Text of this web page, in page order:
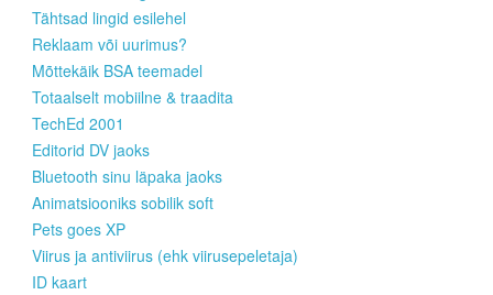
Tähtsad lingid esilehel
Reklaam või uurimus?
Mõttekäik BSA teemadel
Totaalselt mobiilne & traadita
TechEd 2001
Editorid DV jaoks
Bluetooth sinu läpaka jaoks
Animatsiooniks sobilik soft
Pets goes XP
Viirus ja antiviirus (ehk viirusepeletaja)
ID kaart